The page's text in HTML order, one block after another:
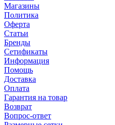
Магазины
Политика
Оферта
Статьи
Бренды
Сетификаты
Информация
Помощь
Доставка
Оплата
Гарантия на товар
Возврат
Вопрос-ответ